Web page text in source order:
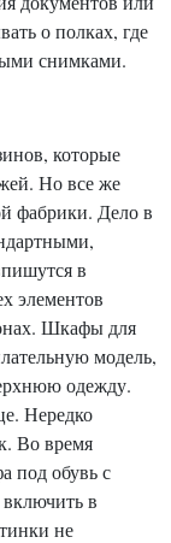
о полках, где
снимками.
которые
Но все же
фабрики. Дело в
в
элементов
Шкафы для
модель,
одежду.
Нередко
Во время
под обувь с
в
не